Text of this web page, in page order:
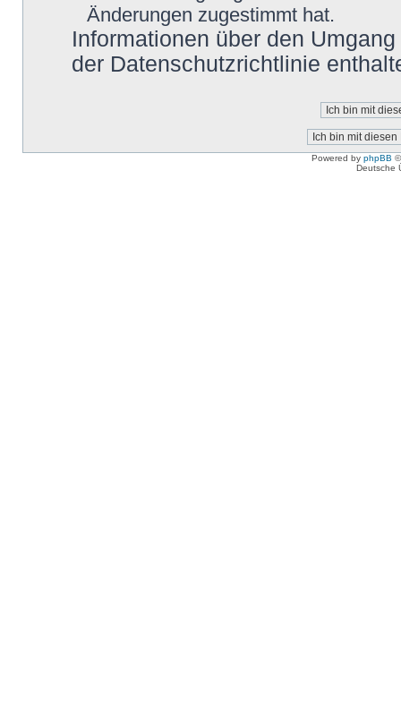
Änderungen zugestimmt hat.
Informationen über den
der Datenschutzrichtlinie
Powered by phpBB
Deutsche